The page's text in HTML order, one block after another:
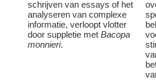
schrijven van essays of het
analyseren van complexe
informatie, verloopt vlotter
door suppletie met Bacopa
monnieri.